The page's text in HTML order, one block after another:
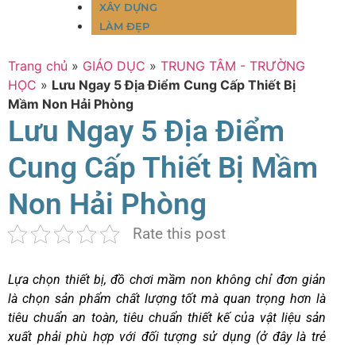
XÂY DỰNG
LÀM ĐẸP
Trang chủ » GIÁO DỤC » TRUNG TÂM - TRƯỜNG
HỌC » Lưu Ngay 5 Địa Điểm Cung Cấp Thiết Bị
Mầm Non Hải Phòng
Lưu Ngay 5 Địa Điểm
Cung Cấp Thiết Bị Mầm
Non Hải Phòng
Rate this post
Lựa chọn thiết bị, đồ chơi mầm non không chỉ đơn giản
là chọn sản phẩm chất lượng tốt mà quan trọng hơn là
tiêu chuẩn an toàn, tiêu chuẩn thiết kế của vật liệu sản
xuất phải phù hợp với đối tượng sử dụng (ở đây là trẻ